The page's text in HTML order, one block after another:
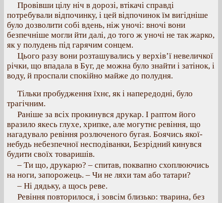
Провівши цілу ніч в дорозі, втікачі справді
потребували відпочинку, і цей відпочинок їм вигідніше
було дозволити собі вдень, ніж уночі: вночі вони
безпечніше могли йти далі, до того ж уночі не так жарко,
як у полудень під гарячим сонцем.
Цього разу вони розташувались у верхів’ї невеличкої
річки, що впадала в Буг, де можна було знайти і затінок, і
воду, й проспали спокійно майже до полудня.
Тільки пробудження їхнє, як і напередодні, було
трагічним.
Раніше за всіх прокинувся друкар. І раптом його
вразило якесь глухе, хрипке, але могутнє ревіння, що
нагадувало ревіння розлюченого бугая. Боячись якої-
небудь небезпечної несподіванки, Безрідний кинувся
будити своїх товаришів.
– Ти що, друкарю? – спитав, поквапно схоплюючись
на ноги, запорожець. – Чи не ляхи там або татари?
– Ні дядьку, а щось реве.
Ревіння повторилося, і зовсім близько: тварина, без